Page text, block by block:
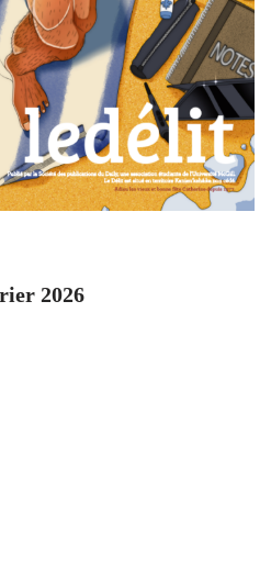
2026